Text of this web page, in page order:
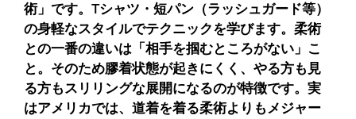
術」です。Tシャツ・短パン（ラッシュガード等）
の身軽なスタイルでテクニックを学びます。柔術
との一番の違いは「相手を掴むところがない」こ
と。そのため膠着状態が起きにくく、やる方も見
る方もスリリングな展開になるのが特徴です。実
はアメリカでは、道着を着る柔術よりもメジャー